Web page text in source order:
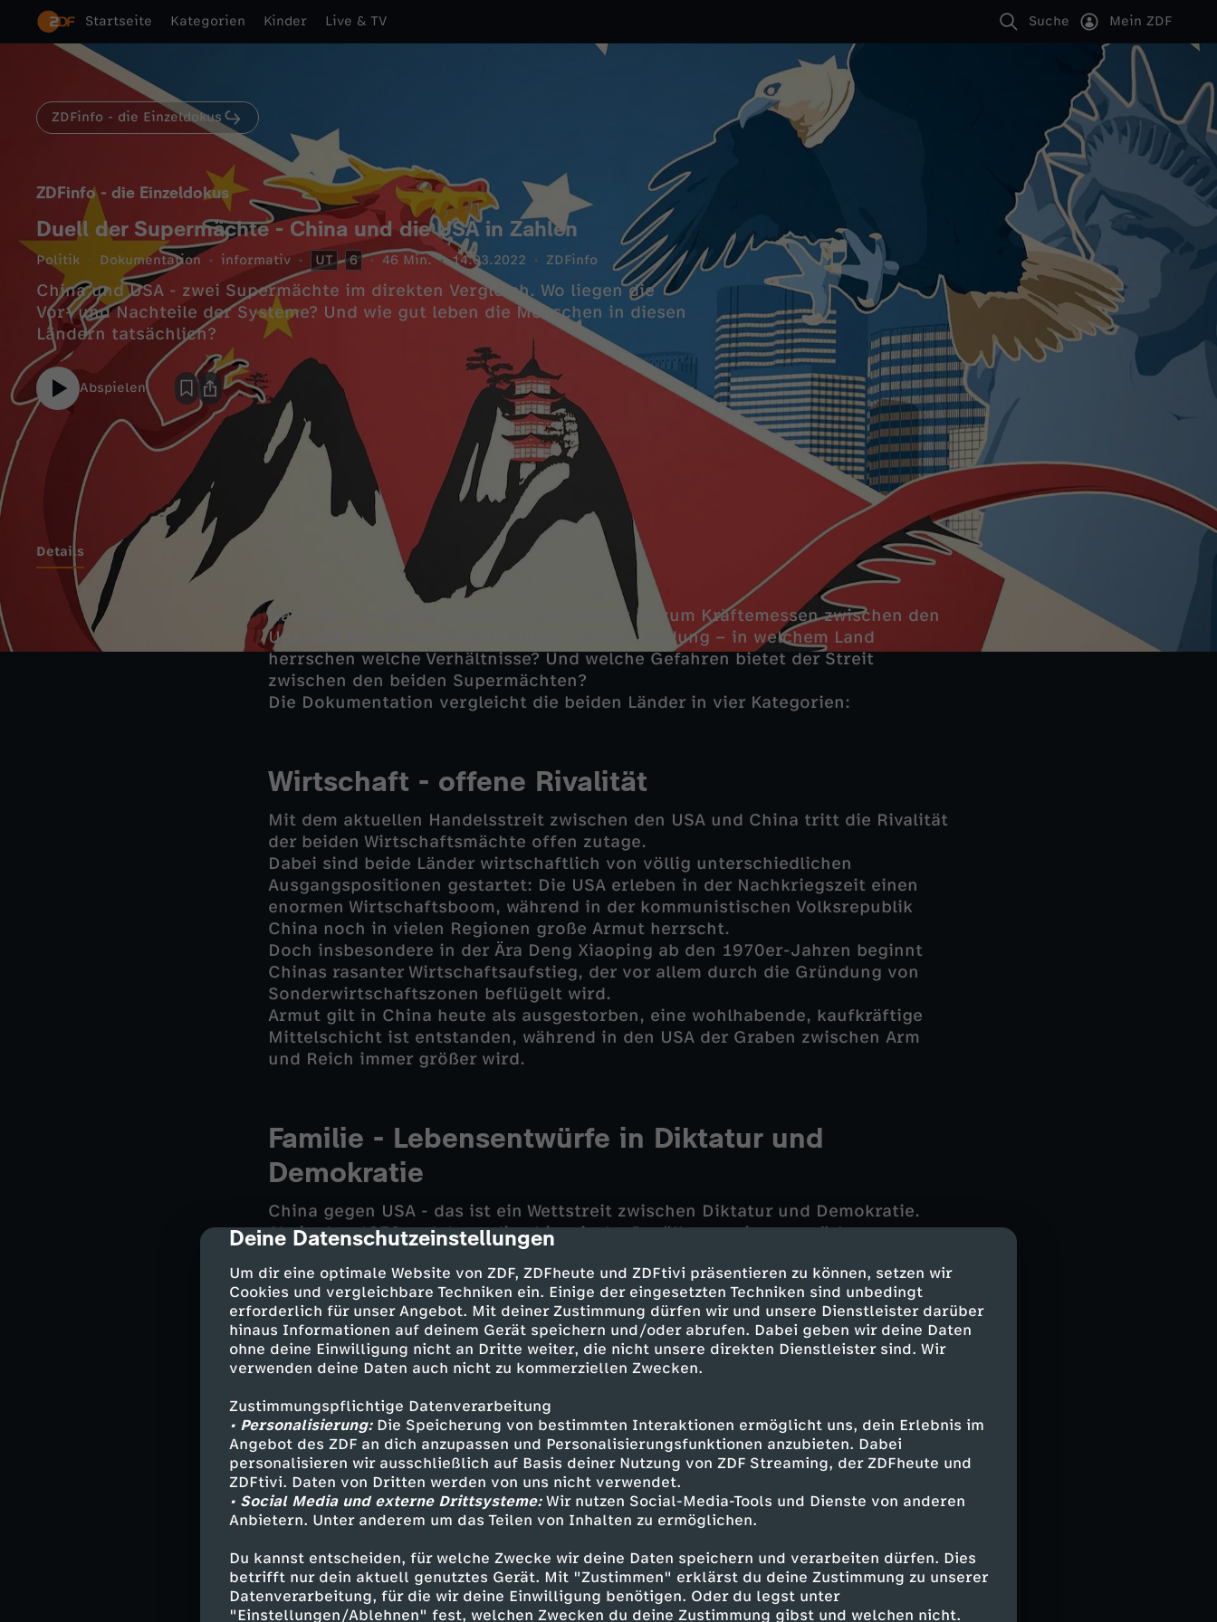
cmp-dialog-description
Deine Datenschutzeinstellungen
Um dir eine optimale Website von ZDF, ZDFheute und ZDFtivi präsentieren zu können, setzen wir
Cookies und vergleichbare Techniken ein. Einige der eingesetzten Techniken sind unbedingt
erforderlich für unser Angebot. Mit deiner Zustimmung dürfen wir und unsere Dienstleister darüber
hinaus Informationen auf deinem Gerät speichern und/oder abrufen. Dabei geben wir deine Daten
ohne deine Einwilligung nicht an Dritte weiter, die nicht unsere direkten Dienstleister sind. Wir
verwenden deine Daten auch nicht zu kommerziellen Zwecken.
Zustimmungspflichtige Datenverarbeitung
• Personalisierung:Die Speicherung von bestimmten Interaktionen ermöglicht uns, dein Erlebnis im
Angebot des ZDF an dich anzupassen und Personalisierungsfunktionen anzubieten. Dabei
personalisieren wir ausschließlich auf Basis deiner Nutzung von ZDF Streaming, der ZDFheute und
ZDFtivi. Daten von Dritten werden von uns nicht verwendet.
• Social Media und externe Drittsysteme:Wir nutzen Social-Media-Tools und Dienste von anderen
Anbietern. Unter anderem um das Teilen von Inhalten zu ermöglichen.
Du kannst entscheiden, für welche Zwecke wir deine Daten speichern und verarbeiten dürfen. Dies
betrifft nur dein aktuell genutztes Gerät. Mit "Zustimmen" erklärst du deine Zustimmung zu unserer
Datenverarbeitung, für die wir deine Einwilligung benötigen. Oder du legst unter
"Einstellungen/Ablehnen" fest, welchen Zwecken du deine Zustimmung gibst und welchen nicht.
Startseite Kategorien Kinder Live & TV Suche Mein ZDF
ZDFinfo - die Einzeldokus
ZDFinfo - die Einzeldokus
Duell der Supermächte - China und die USA in Zahlen
Politik Dokumentation informativ UT 6 46 Min. 14.03.2022 ZDFinfo
China und USA - zwei Supermächte im direkten Vergleich. Wo liegen die
Vor- und Nachteile der Systeme? Und wie gut leben die Menschen in diesen
Abspielen
Details
Nach dem Ende des Kalten Krieges kommt es zum Kräftemessen zwischen den
USA und China. Wirtschaft, Militär, Familie, Bildung – in welchem Land
herrschen welche Verhältnisse? Und welche Gefahren bietet der Streit
zwischen den beiden Supermächten?
Die Dokumentation vergleicht die beiden Länder in vier Kategorien:
Wirtschaft - offene Rivalität
Mit dem aktuellen Handelsstreit zwischen den USA und China tritt die Rivalität
der beiden Wirtschaftsmächte offen zutage.
Dabei sind beide Länder wirtschaftlich von völlig unterschiedlichen
Ausgangspositionen gestartet: Die USA erleben in der Nachkriegszeit einen
enormen Wirtschaftsboom, während in der kommunistischen Volksrepublik
China noch in vielen Regionen große Armut herrscht.
Doch insbesondere in der Ära Deng Xiaoping ab den 1970er-Jahren beginnt
Chinas rasanter Wirtschaftsaufstieg, der vor allem durch die Gründung von
Sonderwirtschaftszonen beflügelt wird.
Armut gilt in China heute als ausgestorben, eine wohlhabende, kaufkräftige
Mittelschicht ist entstanden, während in den USA der Graben zwischen Arm
und Reich immer größer wird.
Familie - Lebensentwürfe in Diktatur und
Demokratie
China gegen USA - das ist ein Wettstreit zwischen Diktatur und Demokratie.
Als in den 1970er-Jahren die chinesische Bevölkerung immer stärker
anwächst, wird die Ein-Kind-Politik eingeführt – dadurch ist es Paaren bei
Strafe verboten, mehr als ein Kind zu bekommen:
Der diktatorische Staat greift massiv ins Privatleben seiner Bevölkerung ein –
bis unter die Bettdecke. In den USA wären solche staatlichen Eingriffe
unmöglich. Aber auch dort kämpfen Frauen in den 1960er-Jahren um ihre
bringt den Frauen neue Freiheiten.
In China hält man dagegen bis 2015 an der Ein-Kind-Politik fest. Heute sind
sogar drei Kinder "erlaubt", aber alles weiter unter staatlicher Kontrolle. Doch
die chinesische Gesellschaft hat sich gewandelt: Die jungen Paare wollen
kaum noch Kinder, sondern lieber konsumieren und verreisen. Das Problem:
Das einwohnerreichste Land bekommt zu wenig Nachwuchs – für die Zukunft.